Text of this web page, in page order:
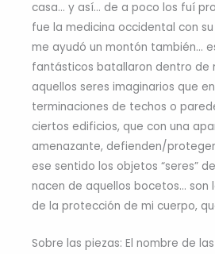
casa… y así… de a poco los fuí
fue la medicina occidental con
me ayudó un montón también…
fantásticos batallaron dentro de
aquellos seres imaginarios que
terminaciones de techos o
ciertos edificios, que con una
amenazante, defienden/
ese sentido los objetos “seres”
nacen de aquellos bocetos… son
de la protección de mi cuerpo,
Sobre las piezas: El nombre de